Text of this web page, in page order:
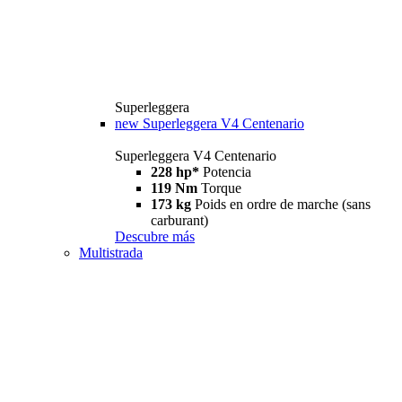
Superleggera
new Superleggera V4 Centenario
Superleggera V4 Centenario
228 hp* Potencia
119 Nm Torque
173 kg Poids en ordre de marche (sans
carburant)
Descubre más
Multistrada